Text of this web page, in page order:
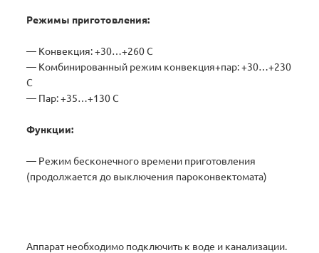
Режимы приготовления:
— Конвекция: +30…+260 С
— Комбинированный режим конвекция+пар: +30…+230
С
— Пар: +35…+130 С
Функции:
— Режим бесконечного времени приготовления
(продолжается до выключения пароконвектомата)
Аппарат необходимо подключить к воде и канализации.